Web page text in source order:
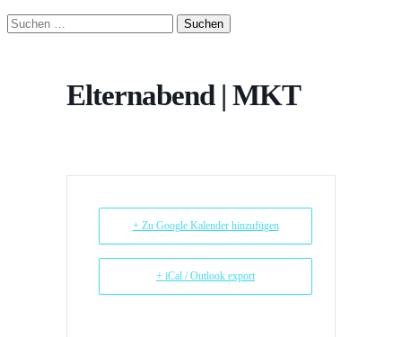
Suchen
nach:
Elternabend | MKT
+ Zu Google Kalender hinzufügen
+ iCal / Outlook export